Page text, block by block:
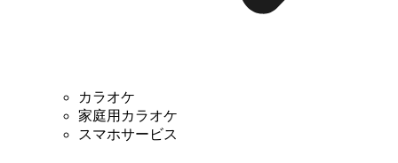
カラオケ
家庭用カラオケ
スマホサービス